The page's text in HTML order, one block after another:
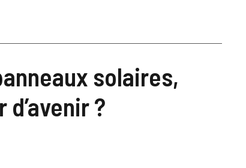
solaires,
?